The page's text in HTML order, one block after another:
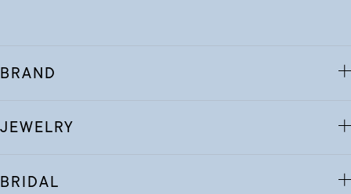
BRAND
JEWELRY
BRIDAL